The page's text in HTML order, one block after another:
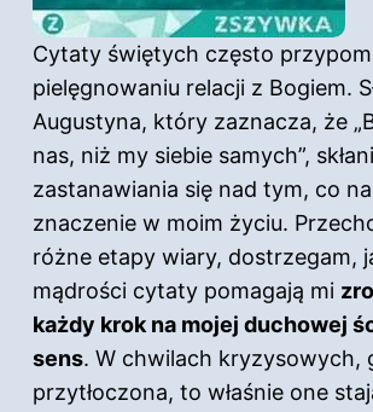
Cytaty świętych często
pielęgnowaniu relacji z Bogiem.
Augustyna, który zaznacza, że
nas, niż my siebie samych”,
zastanawiania się nad tym, co
znaczenie w moim życiu.
różne etapy wiary, dostrzegam,
mądrości cytaty pomagają mi
każdy krok na mojej duchowej
sens. W chwilach kryzysowych,
przytłoczona, to właśnie one